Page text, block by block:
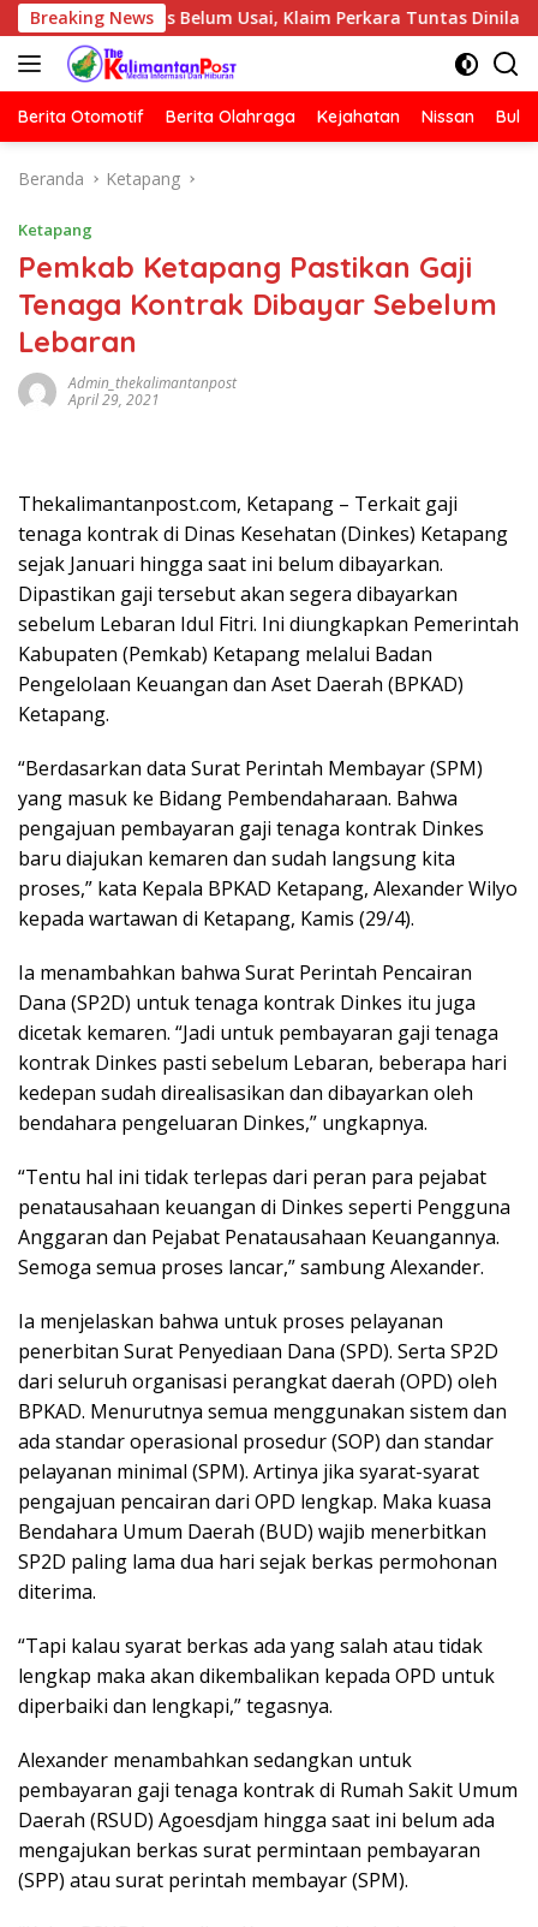
Langsung
ke
konten
Breaking News
Jurnalis Belum Usai, Klaim Perkara Tuntas Dinilai Keliru
Berita Otomotif Berita Olahraga Kejahatan Nissan
Beranda Ketapang
Ketapang
Pemkab Ketapang Pastikan Gaji
Tenaga Kontrak Dibayar Sebelum
Lebaran
Admin_thekalimantanpost
April 29, 2021
Thekalimantanpost.com, Ketapang – Terkait gaji
tenaga kontrak di Dinas Kesehatan (Dinkes) Ketapang
sejak Januari hingga saat ini belum dibayarkan.
Dipastikan gaji tersebut akan segera dibayarkan
sebelum Lebaran Idul Fitri. Ini diungkapkan Pemerintah
Kabupaten (Pemkab) Ketapang melalui Badan
Pengelolaan Keuangan dan Aset Daerah (BPKAD)
Ketapang.
“Berdasarkan data Surat Perintah Membayar (SPM)
yang masuk ke Bidang Pembendaharaan. Bahwa
pengajuan pembayaran gaji tenaga kontrak Dinkes
baru diajukan kemaren dan sudah langsung kita
proses,” kata Kepala BPKAD Ketapang, Alexander Wilyo
kepada wartawan di Ketapang, Kamis (29/4).
Ia menambahkan bahwa Surat Perintah Pencairan
Dana (SP2D) untuk tenaga kontrak Dinkes itu juga
dicetak kemaren. “Jadi untuk pembayaran gaji tenaga
kontrak Dinkes pasti sebelum Lebaran, beberapa hari
kedepan sudah direalisasikan dan dibayarkan oleh
bendahara pengeluaran Dinkes,” ungkapnya.
“Tentu hal ini tidak terlepas dari peran para pejabat
penatausahaan keuangan di Dinkes seperti Pengguna
Anggaran dan Pejabat Penatausahaan Keuangannya.
Semoga semua proses lancar,” sambung Alexander.
Ia menjelaskan bahwa untuk proses pelayanan
penerbitan Surat Penyediaan Dana (SPD). Serta SP2D
dari seluruh organisasi perangkat daerah (OPD) oleh
BPKAD. Menurutnya semua menggunakan sistem dan
ada standar operasional prosedur (SOP) dan standar
pelayanan minimal (SPM). Artinya jika syarat-syarat
pengajuan pencairan dari OPD lengkap. Maka kuasa
Bendahara Umum Daerah (BUD) wajib menerbitkan
SP2D paling lama dua hari sejak berkas permohonan
diterima.
“Tapi kalau syarat berkas ada yang salah atau tidak
lengkap maka akan dikembalikan kepada OPD untuk
diperbaiki dan lengkapi,” tegasnya.
Alexander menambahkan sedangkan untuk
pembayaran gaji tenaga kontrak di Rumah Sakit Umum
Daerah (RSUD) Agoesdjam hingga saat ini belum ada
mengajukan berkas surat permintaan pembayaran
(SPP) atau surat perintah membayar (SPM).